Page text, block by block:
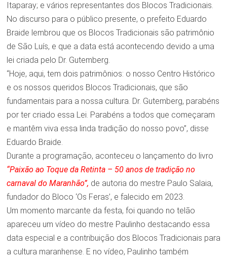
Itaparay; e vários representantes dos Blocos Tradicionais.
No discurso para o público presente, o prefeito Eduardo
Braide lembrou que os Blocos Tradicionais são patrimônio
de São Luís, e que a data está acontecendo devido a uma
lei criada pelo Dr. Gutemberg.
“Hoje, aqui, tem dois patrimônios: o nosso Centro Histórico
e os nossos queridos Blocos Tradicionais, que são
fundamentais para a nossa cultura. Dr. Gutemberg, parabéns
por ter criado essa Lei. Parabéns a todos que começaram
e mantêm viva essa linda tradição do nosso povo”, disse
Eduardo Braide.
Durante a programação, aconteceu o lançamento do livro
“Paixão ao Toque da Retinta – 50 anos de tradição no
carnaval do Maranhão”, de autoria do mestre Paulo Salaia,
fundador do Bloco ‘Os Feras’, e falecido em 2023.
Um momento marcante da festa, foi quando no telão
apareceu um vídeo do mestre Paulinho destacando essa
data especial e a contribuição dos Blocos Tradicionais para
a cultura maranhense. E no vídeo, Paulinho também